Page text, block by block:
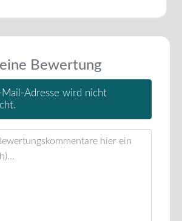
Bewertung
Mail-Adresse wird nicht